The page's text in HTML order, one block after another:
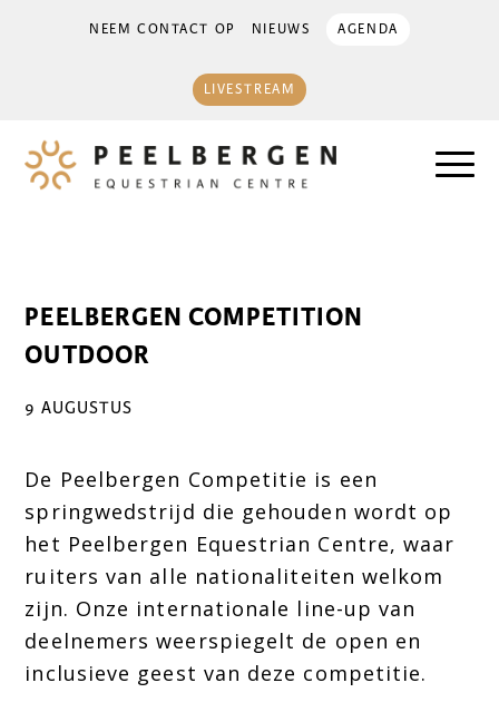
NEEM CONTACT OP NIEUWS AGENDA
LIVESTREAM
PEELBERGEN COMPETITION
OUTDOOR
9 AUGUSTUS
De Peelbergen Competitie is een
springwedstrijd die gehouden wordt op
het Peelbergen Equestrian Centre, waar
ruiters van alle nationaliteiten welkom
zijn. Onze internationale line-up van
deelnemers weerspiegelt de open en
inclusieve geest van deze competitie.